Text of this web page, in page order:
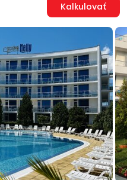
Kalkulovať